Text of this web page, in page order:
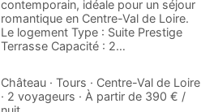
contemporain, idéale pour un séjour
romantique en Centre-Val de Loire.
Le logement Type : Suite Prestige
Terrasse Capacité : 2…
Château · Tours · Centre-Val de Loire
· 2 voyageurs · À partir de 390 € /